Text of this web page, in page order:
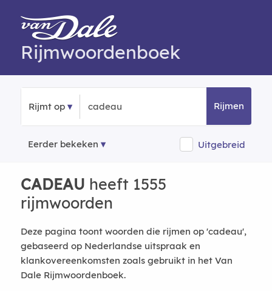
Rijmwoordenboek
Rijmt op Rijmen
Eerder bekeken Uitgebreid
CADEAU heeft 1555
rijmwoorden
Deze pagina toont woorden die rijmen op 'cadeau',
gebaseerd op Nederlandse uitspraak en
klankovereenkomsten zoals gebruikt in het Van
Dale Rijmwoordenboek.